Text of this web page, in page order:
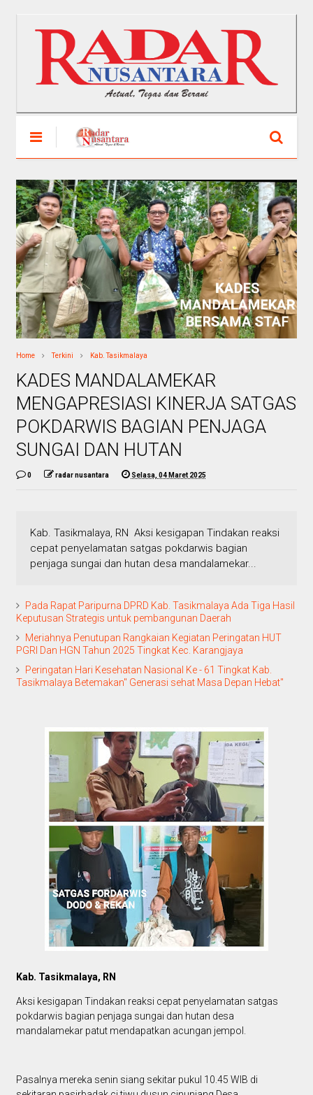
Home Terkini Kab. Tasikmalaya
KADES MANDALAMEKAR
MENGAPRESIASI KINERJA SATGAS
POKDARWIS BAGIAN PENJAGA
SUNGAI DAN HUTAN
0 radar nusantara Selasa, 04 Maret 2025
Kab. Tasikmalaya, RN Aksi kesigapan Tindakan reaksi
cepat penyelamatan satgas pokdarwis bagian
penjaga sungai dan hutan desa mandalamekar...
Pada Rapat Paripurna DPRD Kab. Tasikmalaya Ada Tiga Hasil
Keputusan Strategis untuk pembangunan Daerah
Meriahnya Penutupan Rangkaian Kegiatan Peringatan HUT
PGRI Dan HGN Tahun 2025 Tingkat Kec. Karangjaya
Peringatan Hari Kesehatan Nasional Ke - 61 Tingkat Kab.
Tasikmalaya Betemakan" Generasi sehat Masa Depan Hebat"
Kab. Tasikmalaya, RN
Aksi kesigapan Tindakan reaksi cepat penyelamatan satgas
pokdarwis bagian penjaga sungai dan hutan desa
mandalamekar patut mendapatkan acungan jempol.
Pasalnya mereka senin siang sekitar pukul 10.45 WIB di